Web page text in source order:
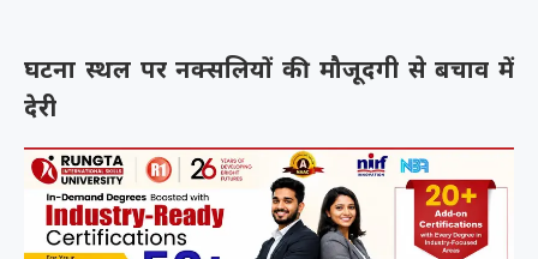
घटना स्थल पर नक्सलियों की मौजूदगी से बचाव में
देरी